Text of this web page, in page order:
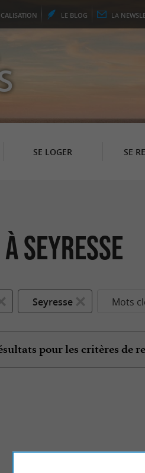
LE BLOG LA
SE LOGER SE
Seyresse
Seyresse Mots
pour les critères de